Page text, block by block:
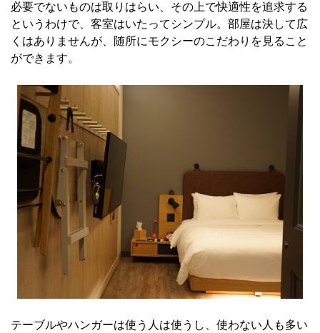
必要でないものは取りはらい、その上で快適性を追求する
というわけで、客室はいたってシンプル。部屋は決して広
くはありませんが、随所にモクシーのこだわりを見ること
ができます。
テーブルやハンガーは使う人は使うし、使わない人も多い